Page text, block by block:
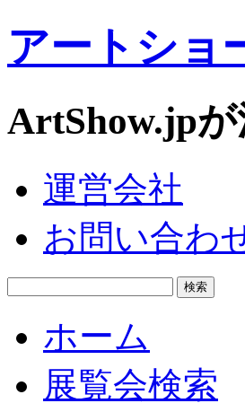
アートショ
ArtShow.jp
運営会社
お問い合わ
ホーム
展覧会検索